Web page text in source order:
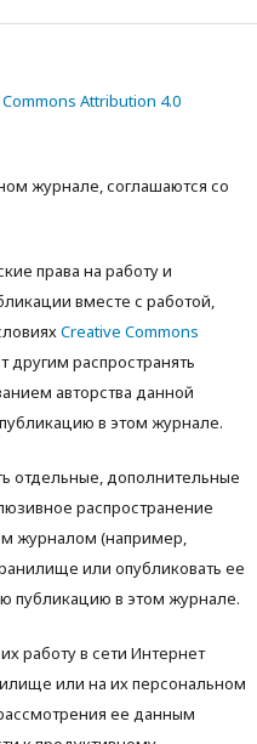
Attribution 4.0
журнале, соглашаются со
права на работу и
вместе с работой,
Creative Commons
другим распространять
авторства данной
в этом журнале.
отдельные, дополнительные
распространение
журналом (например,
или опубликовать ее
публикацию в этом журнале.
работу в сети Интернет
или на их персональном
ее данным